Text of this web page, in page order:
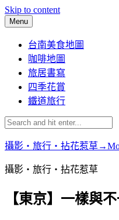
Skip to content
Menu
台南美食地圖
咖啡地圖
旅居書寫
四季花賞
鐵道旅行
攝影‧旅行‧拈花惹草
攝影‧旅行‧拈花惹草
【東京】一樣與